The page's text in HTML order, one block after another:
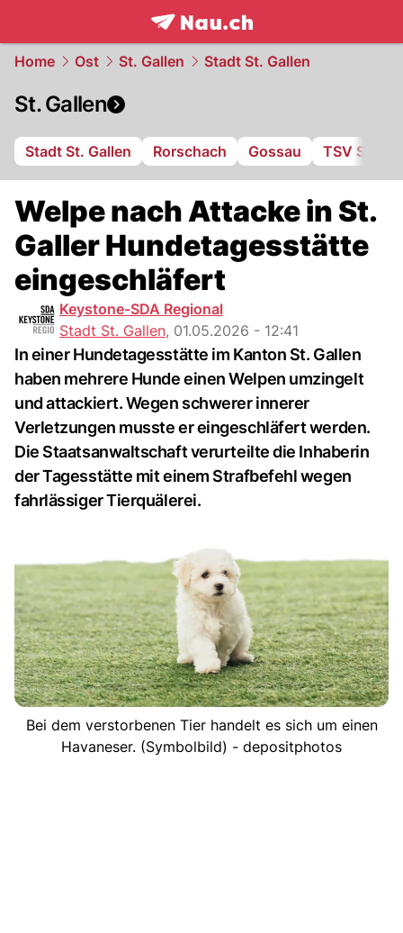
frontpage.NAU.ch
Home Ost St. Gallen Stadt St. Gallen
St. Gallen
Stadt St. Gallen Rorschach Gossau TSV St.
Welpe nach Attacke in St.
Galler Hundetagesstätte
eingeschläfert
Keystone-SDA Regional
Stadt St. Gallen, 01.05.2026 - 12:41
In einer Hundetagesstätte im Kanton St. Gallen
haben mehrere Hunde einen Welpen umzingelt
und attackiert. Wegen schwerer innerer
Verletzungen musste er eingeschläfert werden.
Die Staatsanwaltschaft verurteilte die Inhaberin
der Tagesstätte mit einem Strafbefehl wegen
fahrlässiger Tierquälerei.
Bei dem verstorbenen Tier handelt es sich um einen
Havaneser. (Symbolbild) - depositphotos